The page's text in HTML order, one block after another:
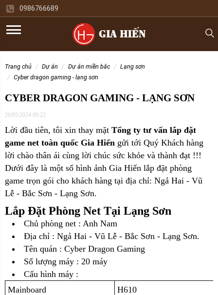
0986766689
trang chủ dự án dự án miền bắc
lạng sơn
cyber dragon gaming - lạng sơn
CYBER DRAGON GAMING - LẠNG SƠN
20/05/2024 09:22
Lời đầu tiên, tôi xin thay mặt Tổng ty tư vấn lắp đặt
game net toàn quốc Gia Hiến gửi tới Quý Khách hàng
lời chào thân ái cùng lời chúc sức khỏe và thành đạt !!!
Dưới đây là một số hình ảnh Gia Hiến lắp đặt phòng
game trọn gói cho khách hàng tại địa chỉ: Ngả Hai - Vũ
Lễ - Bắc Sơn - Lạng Sơn.
Lắp Đặt Phòng Net Tại Lạng Sơn
Chủ phòng net : Anh Nam
Địa chỉ : Ngả Hai - Vũ Lễ - Bắc Sơn - Lạng Sơn.
Tên quán : Cyber Dragon Gaming
Số lượng máy : 20 máy
Cấu hình máy :
Mainboard
H610